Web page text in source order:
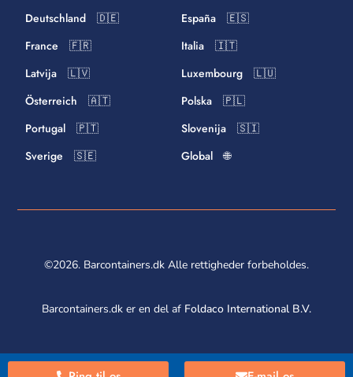
Deutschland 🇩🇪
España 🇪🇸
France 🇫🇷
Italia 🇮🇹
Latvija 🇱🇻
Luxembourg 🇱🇺
Österreich 🇦🇹
Polska 🇵🇱
Portugal 🇵🇹
Slovenija 🇸🇮
Sverige 🇸🇪
Global 🌐
©2026. Barcontainers.dk Alle rettigheder forbeholdes.
Barcontainers.dk er en del af Foldaco International B.V.